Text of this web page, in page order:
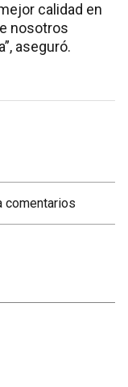
calidad en
nosotros
aseguró.
comentarios